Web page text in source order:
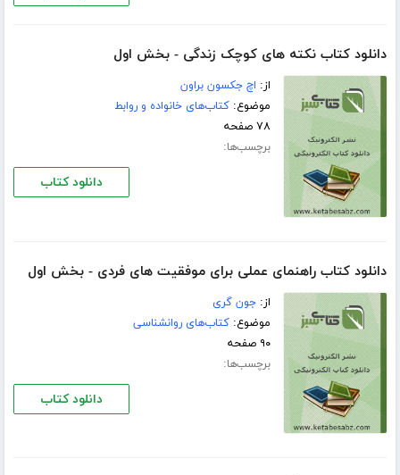
دانلود کتاب نکته های کوچک زندگی - بخش اول
از: اچ جکسون براون
موضوع:کتاب‌های خانواده و روابط
۷۸ صفحه
برچسب‌ها:
دانلود کتاب
دانلود کتاب راهنمای عملی برای موفقیت های فردی - بخش اول
از:جون گری
موضوع:کتاب‌های روانشناسی
۹۰ صفحه
برچسب‌ها:
دانلود کتاب